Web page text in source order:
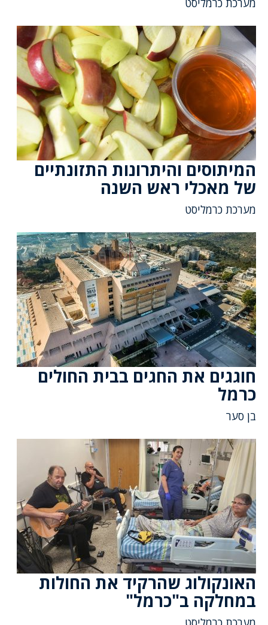
מערכת כרמליסט
המיתוסים והיתרונות התזונתיים
של מאכלי ראש השנה
מערכת כרמליסט
חוגגים את החגים בבית החולים
כרמל
בן סער
האונקולוג שהרקיד את החולות
במחלקה ב"כרמל"